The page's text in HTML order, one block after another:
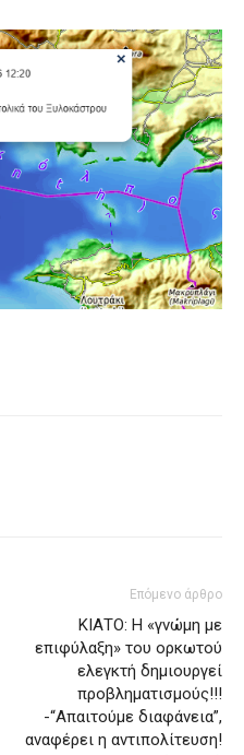
Επόμενο άρθρο
ΚΙΑΤΟ: Η «γνώμη με
επιφύλαξη» του ορκωτού
ελεγκτή δημιουργεί
προβληματισμούς!!!
-“Απαιτούμε διαφάνεια”,
αναφέρει η αντιπολίτευση!